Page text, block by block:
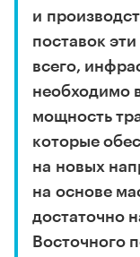
и
поставок
всего,
необходимо
мощность
которые
на новых
на основе
достаточно
Восточного